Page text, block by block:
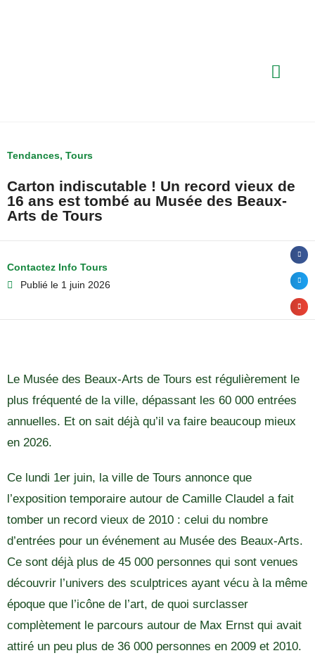
Tendances, Tours
Carton indiscutable ! Un record vieux de
16 ans est tombé au Musée des Beaux-
Arts de Tours
Contactez Info Tours
Publié le 1 juin 2026
Le Musée des Beaux-Arts de Tours est régulièrement le
plus fréquenté de la ville, dépassant les 60 000 entrées
annuelles. Et on sait déjà qu’il va faire beaucoup mieux
en 2026.
Ce lundi 1er juin, la ville de Tours annonce que
l’exposition temporaire autour de Camille Claudel a fait
tomber un record vieux de 2010 : celui du nombre
d’entrées pour un événement au Musée des Beaux-Arts.
Ce sont déjà plus de 45 000 personnes qui sont venues
découvrir l’univers des sculptrices ayant vécu à la même
époque que l’icône de l’art, de quoi surclasser
complètement le parcours autour de Max Ernst qui avait
attiré un peu plus de 36 000 personnes en 2009 et 2010.